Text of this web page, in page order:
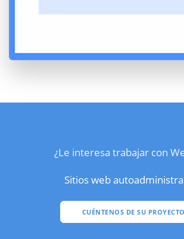
¿Le interesa trabajar con
Sitios web
CUÉNTENOS DE SU PROYECTO